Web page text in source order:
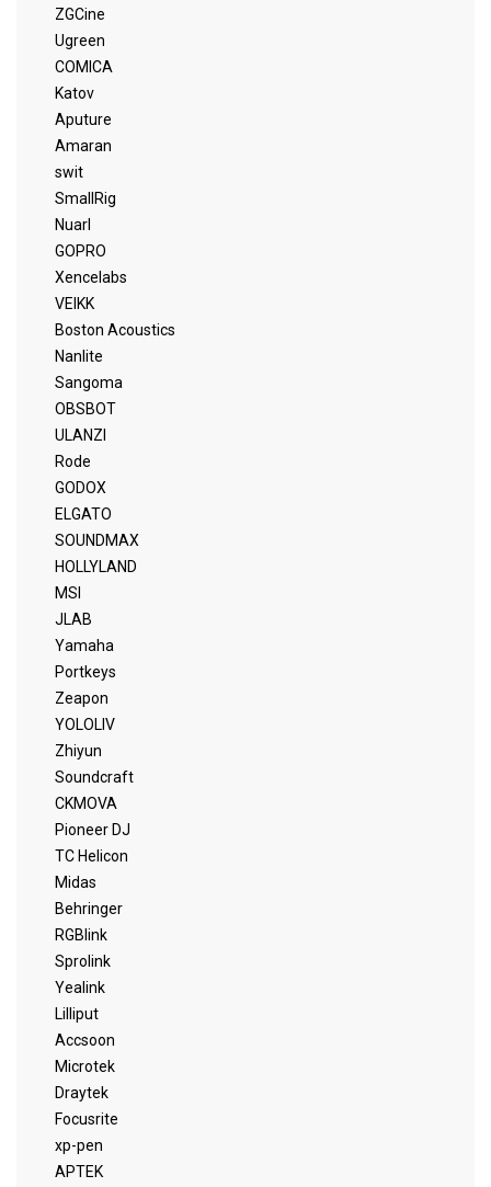
ZGCine
Ugreen
COMICA
Katov
Aputure
Amaran
swit
SmallRig
Nuarl
GOPRO
Xencelabs
VEIKK
Boston Acoustics
Nanlite
Sangoma
OBSBOT
ULANZI
Rode
GODOX
ELGATO
SOUNDMAX
HOLLYLAND
MSI
JLAB
Yamaha
Portkeys
Zeapon
YOLOLIV
Zhiyun
Soundcraft
CKMOVA
Pioneer DJ
TC Helicon
Midas
Behringer
RGBlink
Sprolink
Yealink
Lilliput
Accsoon
Microtek
Draytek
Focusrite
xp-pen
APTEK